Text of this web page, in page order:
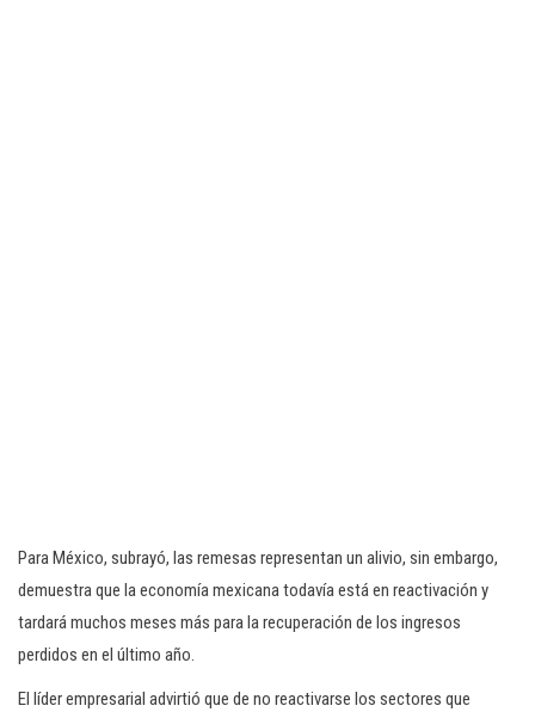
Para México, subrayó, las remesas representan un alivio, sin embargo,
demuestra que la economía mexicana todavía está en reactivación y
tardará muchos meses más para la recuperación de los ingresos
perdidos en el último año.
El líder empresarial advirtió que de no reactivarse los sectores que